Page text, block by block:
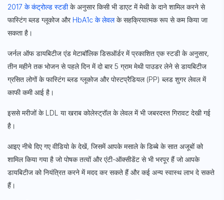
2017 के कंट्रोल्ड स्टडीके अनुसार किसी भी डाएट में मेथी के दाने शामिल करने से
फास्टिंग ब्लड ग्लूकोज और HbA1c के लेवलके सहक्रियात्मक रूप से कम किया जा
सकता है।
जर्नल ऑफ डायबिटीज एंड मेटाबॉलिक डिसऑर्डर में प्रकाशित एक स्टडी के अनुसार,
तीन महीने तक भोजन से पहले दिन में दो बार 5 ग्राम मेथी पाउडर लेने से डायबिटीज
ग्रसित लोगों के फास्टिंग ब्लड ग्लूकोज और पोस्टप्रैडियल (PP) ब्लड शुगर लेवल में
काफी कमी आई है।
इससे मरीजों के LDL या खराब कोलेस्ट्रॉल के लेवल में भी जबरदस्त गिरावट देखी गई
है।
आइए नीचे दिए गए वीडियो के देखें, जिसमें आपके मसाले के डिब्बे के सात अजूबों को
शामिल किया गया है जो पोषक तत्वों और एंटी-ऑक्सीडेंट से भी भरपूर हैं जो आपके
डायबिटीज को नियंत्रित करने में मदद कर सकते हैं और कई अन्य स्वास्थ लाभ दे सकते
हैं।